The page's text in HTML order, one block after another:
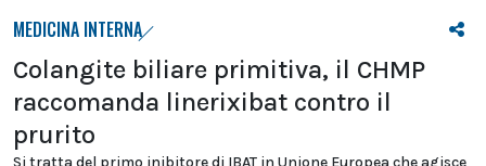
MEDICINA INTERNA
Colangite biliare primitiva, il CHMP
raccomanda linerixibat contro il
prurito